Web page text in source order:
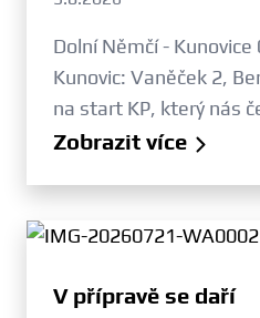
Dolní Němčí - Kunovice
Kunovic: Vaněček 2,
na start KP, který nás
Zobrazit více
V přípravě se daří